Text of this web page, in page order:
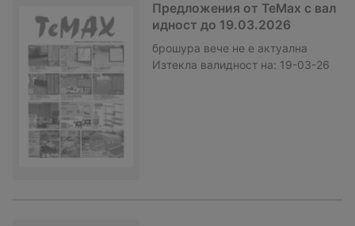
Предложения от TeMax с вал
идност до 19.03.2026
брошура вече не е актуална
Изтекла валидност на: 19-03-26